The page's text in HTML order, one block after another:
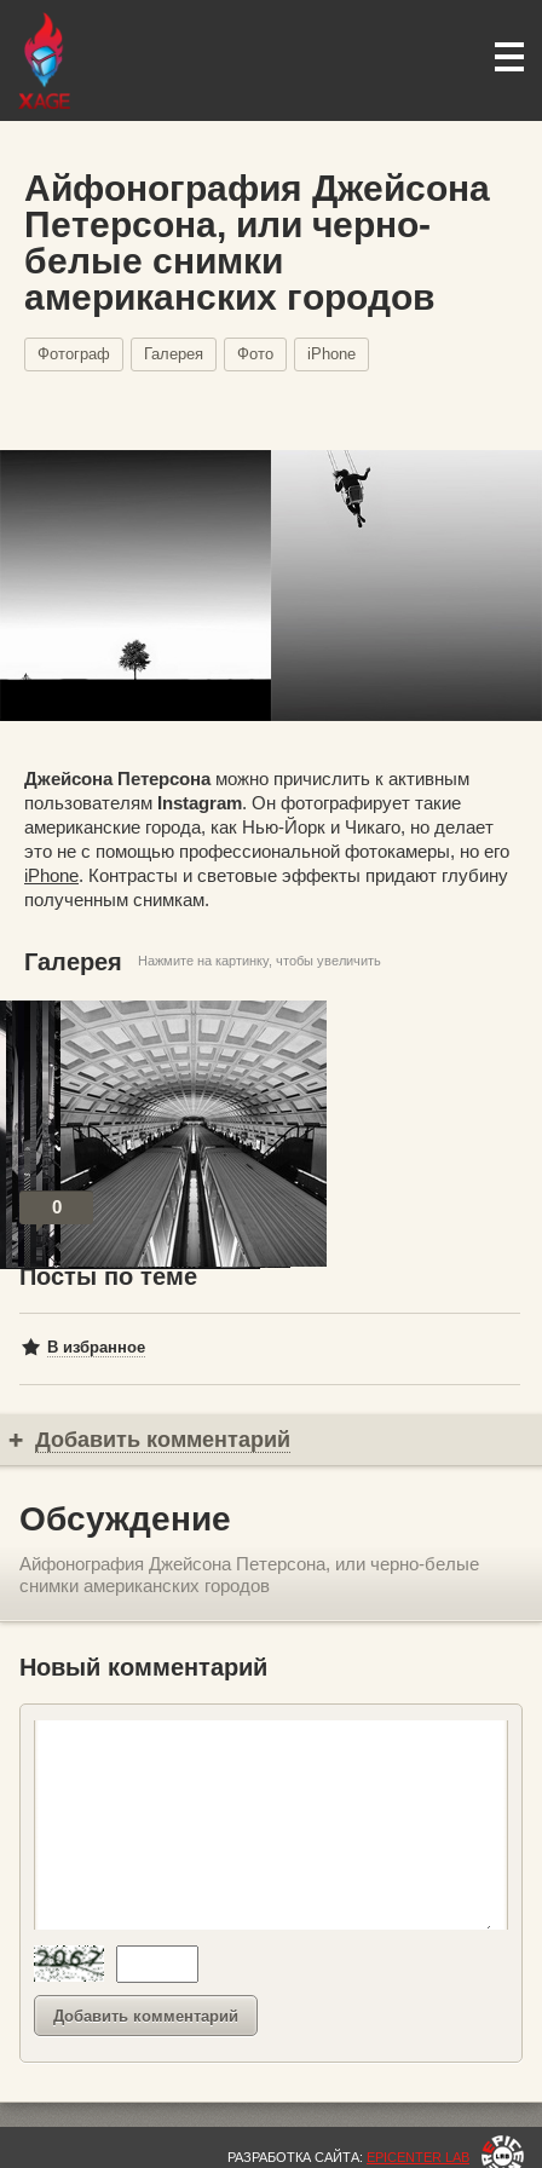
Айфонография Джейсона
Петерсона, или черно-
белые снимки
американских городов
Фотограф Галерея Фото iPhone
Джейсона Петерсонаможно причислить к активным
пользователям Instagram. Он фотографирует такие
американские города, как Нью-Йорк и Чикаго, но делает
это не с помощью профессиональной фотокамеры, но его
iPhone. Контрасты и световые эффекты придают глубину
полученным снимкам.
Галерея Нажмите на картинку, чтобы увеличить
© Джейсон Петерсон
0
Посты по теме
В избранное
Добавить комментарий
Обсуждение
Айфонография Джейсона Петерсона, или черно-белые
снимки американских городов
Новый комментарий
РАЗРАБОТКА САЙТА: EPICENTER LAB